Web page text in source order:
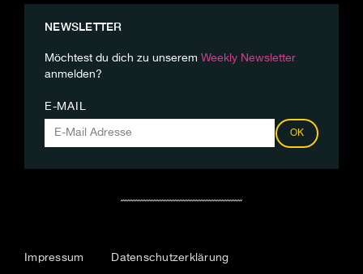
NEWSLETTER
Möchtest du dich zu unserem Weekly Newsletter
anmelden?
E-MAIL
OK
Impressum Datenschutzerklärung